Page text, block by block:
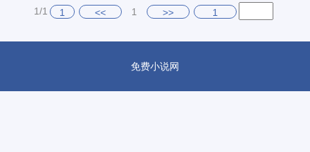
1/1 1 << 1 >> 1
免费小说网